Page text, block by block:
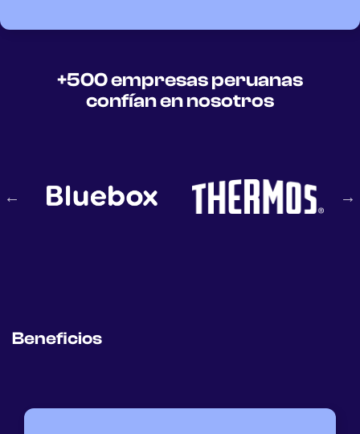
+500 empresas peruanas
confían en nosotros
Beneficios